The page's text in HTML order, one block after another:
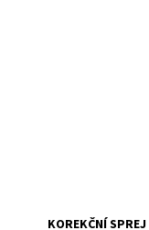
Korekční spreje
provedení
korekci vzniklých
KOREKČNÍ